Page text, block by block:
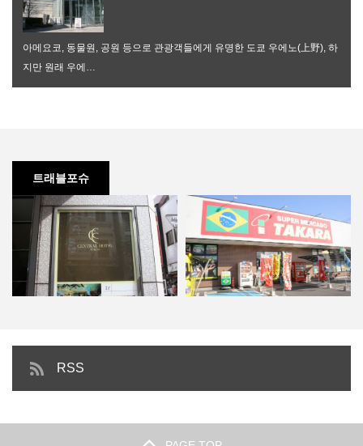
아메요코, 동물원, 공원 등으로 관광객들에게 유명한 도쿄 우에노(上野), 하
지만 원래 우에…
트래블포슈
도쿄 호텔, 센트럴 호텔 도쿄 (신주
RSS